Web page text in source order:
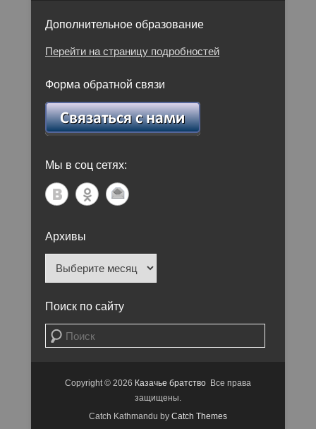
Дополнительное образование
Перейти на страницу подробностей
Форма обратной связи
Мы в соц сетях:
Архивы
Архивы
Поиск по сайту
Поиск
Copyright © 2026 Казачье братство Все права
защищены.
Catch Kathmandu by Catch Themes